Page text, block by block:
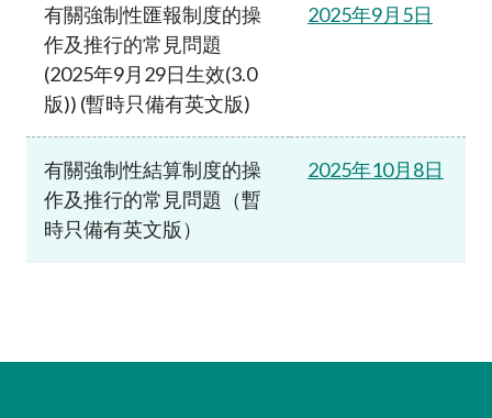
有關強制性匯報制度的操
作及推行的常見問題
(2025年9月29日生效(3.0
版)) (暫時只備有英文版)
2025年9月5日
有關強制性結算制度的操
作及推行的常見問題（暫
時只備有英文版）
2025年10月8日